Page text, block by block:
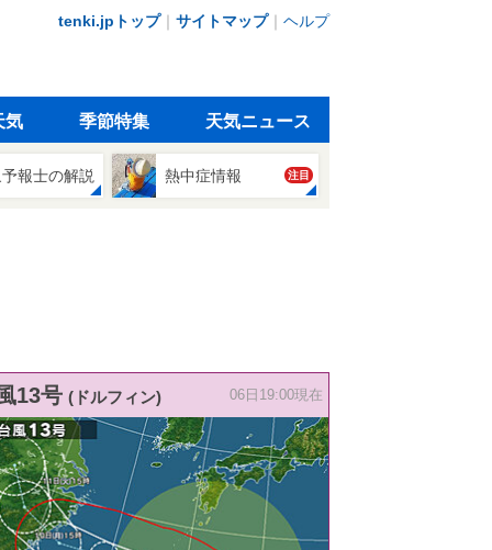
tenki.jpトップ｜ サイトマップ｜ ヘルプ
気 季節特集 天気ニュース
報士の解説 熱中症情報 注目
13号 (ドルフィン) 06日19:00現在